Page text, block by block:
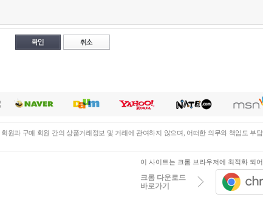
고, 개인 정보의 취득과 이용, 보호 등에 관한 법률을 준수합니다. 개인정보보호
리위원회의 요청이 있는 경우
하여 필요한 경우로서 특정 고객임을 식별할 수 없는 형태로 제공되는 경우
으며 카라이브는 즉시 회원탈퇴를 처리합니다.
지나지 않은 경우 카라이브는 탈퇴를 처리하지 않습니다.
피해를 주었다고 명확히 확인된 경우에는, 그 즉시 탈퇴처리가 가능합니다.
려고 하는 이용자에게 원활한 서비스를 제공하기 위하여, 이용자의 동의하에
및 자동차매매
원과 구매 회원 간의 상품거래정보 및 거래에 관여하지 않으며, 어떠한 의무와 책임도 부
이 사이트는 크롬 브라우저에 최적화 되
크롬 다운로드
바로가기